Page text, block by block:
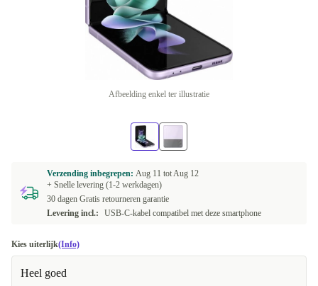
Afbeelding enkel ter illustratie
Verzending inbegrepen: Aug 11 totAug 12
+ Snelle levering (1-2 werkdagen)
30 dagen Gratis retourneren garantie
Levering incl.:
USB-C-kabel compatibel met deze smartphone
Kies uiterlijk(Info)
Heel goed